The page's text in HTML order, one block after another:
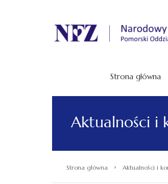
.
Strona główna
Aktualności i
Strona główna › Aktualności i